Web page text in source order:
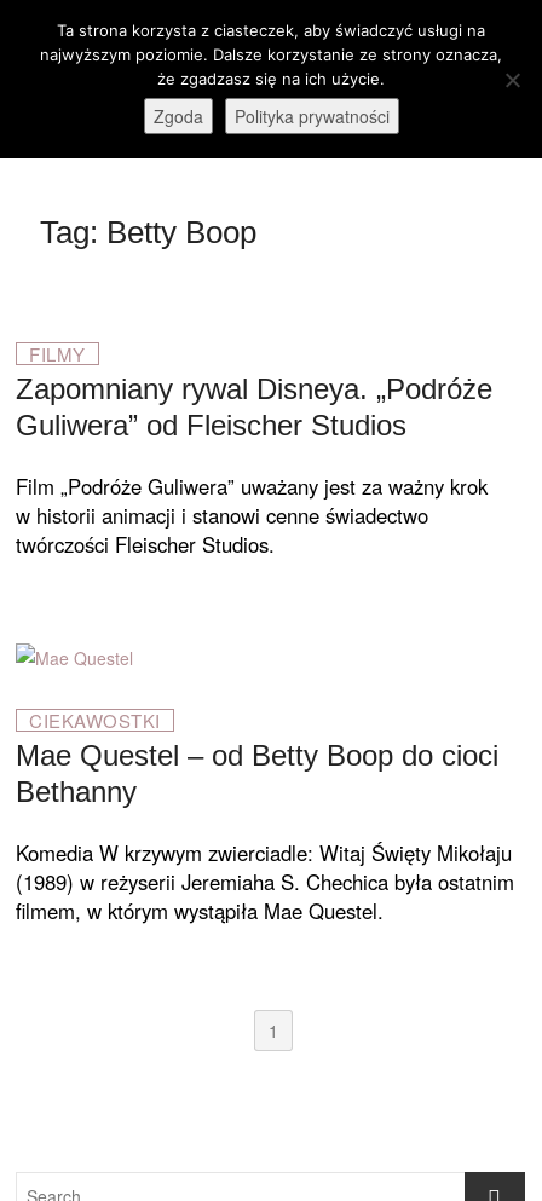
Otwórz pasek narzędzi
stare-kino.pl
ZAPRASZAMY
M
e
B
Tag: Betty Boop
FILMY
Zapomniany rywal Disneya. „Podróże
Guliwera” od Fleischer Studios
Film „Podróże Guliwera” uważany jest za ważny krok
w historii animacji i stanowi cenne świadectwo
twórczości Fleischer Studios.
CIEKAWOSTKI
Mae Questel – od Betty Boop do cioci
Bethanny
Komedia W krzywym zwierciadle: Witaj Święty Mikołaju
(1989) w reżyserii Jeremiaha S. Chechica była ostatnim
filmem, w którym wystąpiła Mae Questel.
1
Search
Ta strona korzysta z ciasteczek, aby świadczyć usługi na
najwyższym poziomie. Dalsze korzystanie ze strony oznacza,
że zgadzasz się na ich użycie.
Zgoda Polityka prywatności